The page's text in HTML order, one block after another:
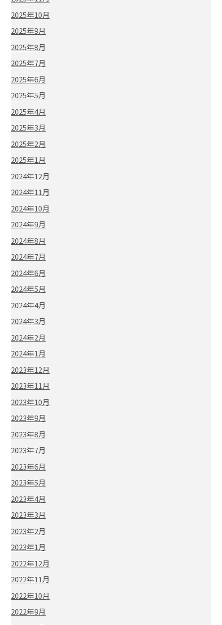
2025年10月
2025年9月
2025年8月
2025年7月
2025年6月
2025年5月
2025年4月
2025年3月
2025年2月
2025年1月
2024年12月
2024年11月
2024年10月
2024年9月
2024年8月
2024年7月
2024年6月
2024年5月
2024年4月
2024年3月
2024年2月
2024年1月
2023年12月
2023年11月
2023年10月
2023年9月
2023年8月
2023年7月
2023年6月
2023年5月
2023年4月
2023年3月
2023年2月
2023年1月
2022年12月
2022年11月
2022年10月
2022年9月